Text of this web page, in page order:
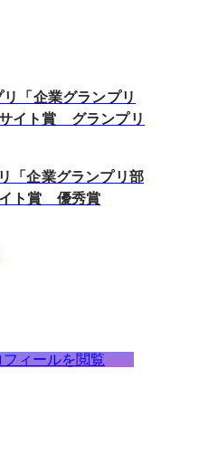
「企業グランプリ
イト賞 グランプリ
「企業グランプリ部
ト賞 優秀賞
ィールを閲覧